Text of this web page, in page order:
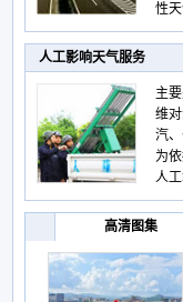
性
人工影响天气服务
主
维
汽
为
人
高清图集